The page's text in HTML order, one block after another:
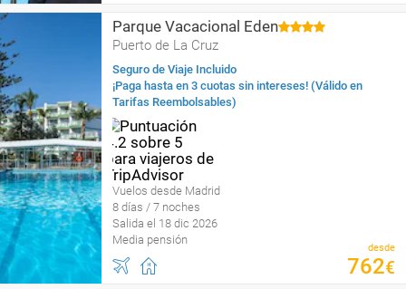
Parque Vacacional Eden
Puerto de La Cruz
Seguro de Viaje Incluido
¡Paga hasta en 3 cuotas sin intereses! (Válido en
Tarifas Reembolsables)
Vuelos desde Madrid
8 días / 7 noches
Salida el 18 dic 2026
Media pensión
desde
762€